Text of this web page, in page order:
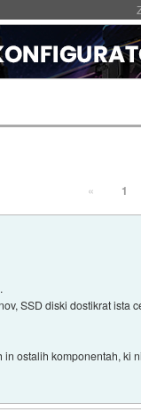
« 1
SSD diski dostikrat ista
ostalih komponentah, ki